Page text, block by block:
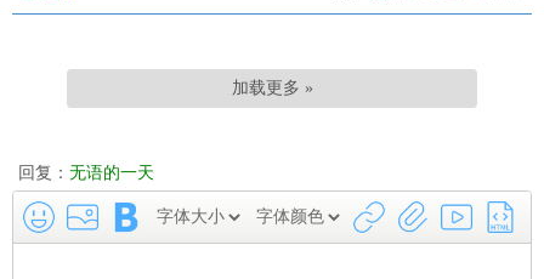
加载更多 »
回复： 无语的一天